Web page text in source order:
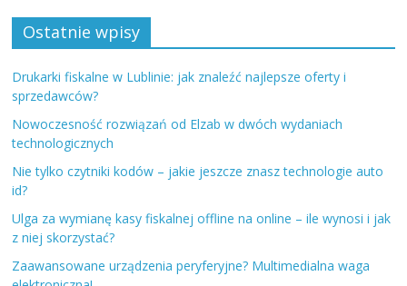
Ostatnie wpisy
Drukarki fiskalne w Lublinie: jak znaleźć najlepsze oferty i
sprzedawców?
Nowoczesność rozwiązań od Elzab w dwóch wydaniach
technologicznych
Nie tylko czytniki kodów – jakie jeszcze znasz technologie auto
id?
Ulga za wymianę kasy fiskalnej offline na online – ile wynosi i jak
z niej skorzystać?
Zaawansowane urządzenia peryferyjne? Multimedialna waga